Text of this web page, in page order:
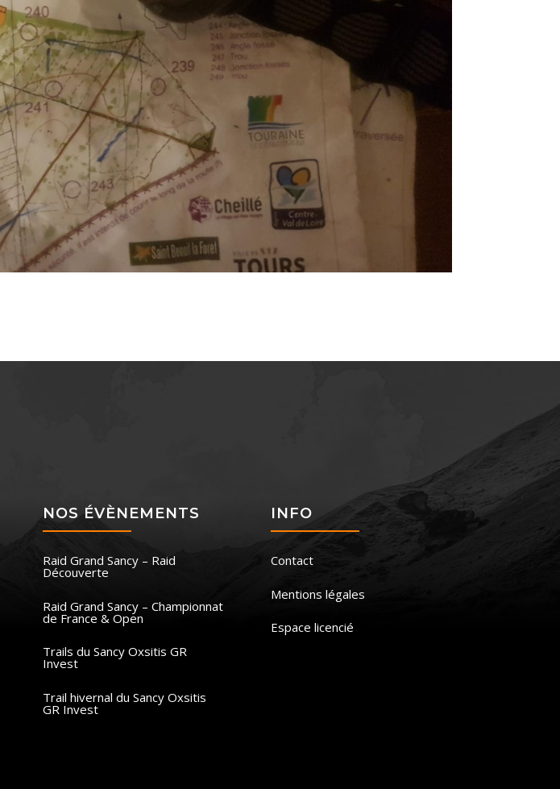
NOS ÉVÈNEMENTS
Raid Grand Sancy – Raid
Découverte
Raid Grand Sancy – Championnat
de France & Open
Trails du Sancy Oxsitis GR
Invest
Trail hivernal du Sancy Oxsitis
GR Invest
INFO
Contact
Mentions légales
Espace licencié